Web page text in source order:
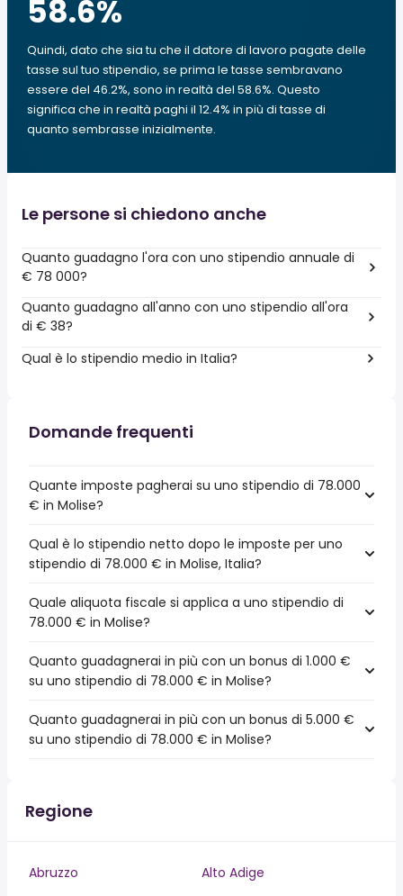
58.6%
Quindi, dato che sia tu che il datore di lavoro pagate delle
tasse sul tuo stipendio, se prima le tasse sembravano
essere del 46.2%, sono in realtà del 58.6%. Questo
significa che in realtà paghi il 12.4% in più di tasse di
quanto sembrasse inizialmente.
Le persone si chiedono anche
Quanto guadagno l'ora con uno stipendio annuale di
€ 78 000?
Quanto guadagno all'anno con uno stipendio all'ora
di € 38?
Qual è lo stipendio medio in Italia?
Domande frequenti
Quante imposte pagherai su uno stipendio di 78.000
€ in Molise?
Qual è lo stipendio netto dopo le imposte per uno
stipendio di 78.000 € in Molise, Italia?
Quale aliquota fiscale si applica a uno stipendio di
78.000 € in Molise?
Quanto guadagnerai in più con un bonus di 1.000 €
su uno stipendio di 78.000 € in Molise?
Quanto guadagnerai in più con un bonus di 5.000 €
su uno stipendio di 78.000 € in Molise?
Regione
Abruzzo
Alto Adige